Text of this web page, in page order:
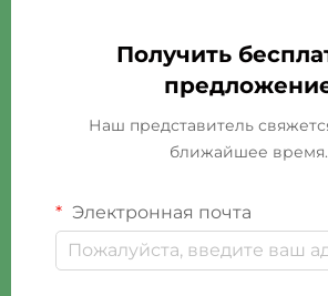
Получить
Наш представитель
ближайшее время.
Электронная почта